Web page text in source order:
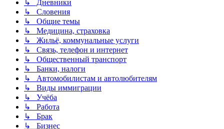
↳ Дневники
↳ Словения
↳ Общие темы
↳ Медицина, страховка
↳ Жильё, коммунальные услуги
↳ Связь, телефон и интернет
↳ Общественный транспорт
↳ Банки, налоги
↳ Автомобилистам и автолюбителям
↳ Виды иммиграции
↳ Учёба
↳ Работа
↳ Брак
↳ Бизнес